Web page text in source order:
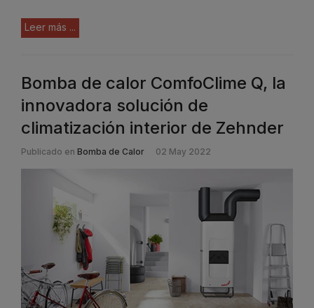
Leer más ...
Bomba de calor ComfoClime Q, la
innovadora solución de
climatización interior de Zehnder
Publicado en Bomba de Calor 02 May 2022